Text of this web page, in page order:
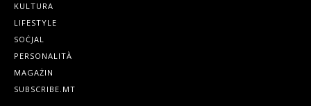
KULTURA
LIFESTYLE
SOĊJAL
PERSONALITÀ
MAGAŻIN
SUBSCRIBE.MT